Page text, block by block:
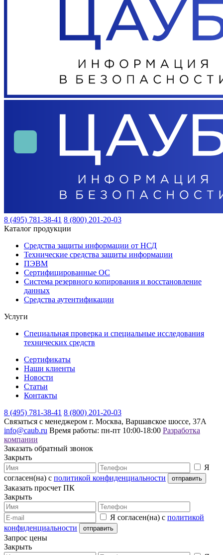
8 (495) 781-38-41 8 (800) 201-20-03
Каталог продукции
Средства защиты информации от НСД
Технические средства защиты информации
ПЭВМ
Сертифицированные ОС
Система резервного копирования и восстановление
данных
Средства аутентификации
Услуги
Специальная проверка и специальные исследования
технических средств
Сертификаты
Наши клиенты
Новости
Статьи
Контакты
8 (495) 781-38-41 8 (800) 201-20-03
Связаться с менеджером г. Москва, Варшавское шоссе, 37А
info@caub.ru Время работы: пн-пт 10:00-18:00 Разработка
компании
Заказать обратный звонок
Закрыть
Я
согласен(на) с политикой конфиденциальности
Заказать просчет ПК
Закрыть
Я согласен(на) с политикой
конфиденциальности
Запрос цены
Закрыть